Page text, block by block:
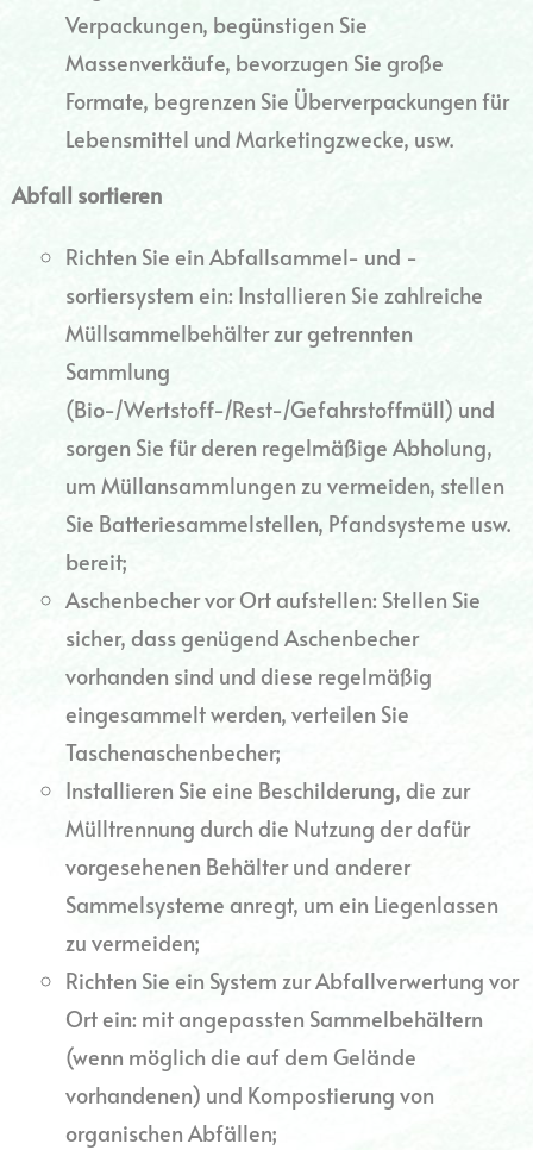
Verpackungen, begünstigen Sie
Massenverkäufe, bevorzugen Sie große
Formate, begrenzen Sie Überverpackungen für
Lebensmittel und Marketingzwecke, usw.
Abfall sortieren
Richten Sie ein Abfallsammel- und -
sortiersystem ein: Installieren Sie zahlreiche
Müllsammelbehälter zur getrennten
Sammlung
(Bio-/Wertstoff-/Rest-/Gefahrstoffmüll) und
sorgen Sie für deren regelmäßige Abholung,
um Müllansammlungen zu vermeiden, stellen
Sie Batteriesammelstellen, Pfandsysteme usw.
bereit;
Aschenbecher vor Ort aufstellen: Stellen Sie
sicher, dass genügend Aschenbecher
vorhanden sind und diese regelmäßig
eingesammelt werden, verteilen Sie
Taschenaschenbecher;
Installieren Sie eine Beschilderung, die zur
Mülltrennung durch die Nutzung der dafür
vorgesehenen Behälter und anderer
Sammelsysteme anregt, um ein Liegenlassen
zu vermeiden;
Richten Sie ein System zur Abfallverwertung vor
Ort ein: mit angepassten Sammelbehältern
(wenn möglich die auf dem Gelände
vorhandenen) und Kompostierung von
organischen Abfällen;